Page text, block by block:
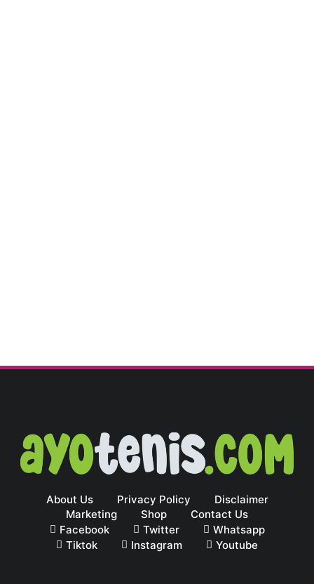
About Us Privacy Policy
Disclaimer
Marketing
Shop
Contact Us
Facebook
Twitter
Whatsapp
Tiktok
Instagram Youtube